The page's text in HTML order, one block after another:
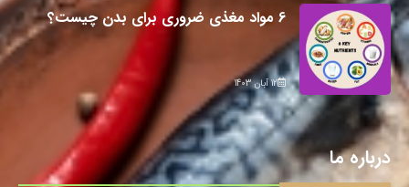
6 مواد مغذی ضروری برای بدن چیست؟
12 آبان 1403
درباره ما